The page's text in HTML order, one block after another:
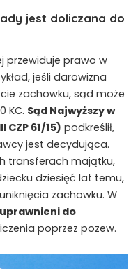
jest doliczana do
przewiduje prawo w
jeśli darowizna
zachowku, sąd może
KC. Sąd Najwyższy w
CZP 61/15) podkreślił,
jest decydująca.
transferach majątku,
dziesięć lat temu,
zachowku. W
do
poprzez pozew.